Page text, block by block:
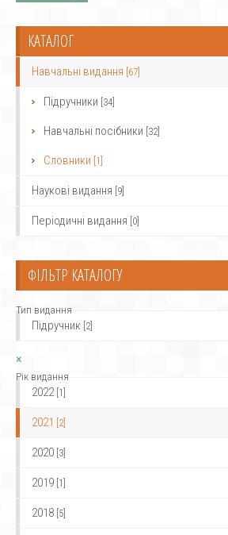
КАТАЛОГ
Навчальні видання [67]
Підручники [34]
Навчальні посібники [32]
Словники [1]
Наукові видання [9]
Періодичні видання [0]
ФІЛЬТР КАТАЛОГУ
Тип видання
Підручник [2]
×
Рік видання
2022 [1]
2021 [2]
2020 [3]
2019 [1]
2018 [5]